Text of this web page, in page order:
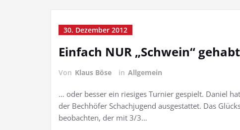
30. Dezember 2012
Einfach NUR „Schwein“ gehabt
Von Klaus Böse in Allgemein
… oder besser ein riesiges Turnier gespielt. Daniel
der Bechhöfer Schachjugend ausgestattet. Das
beobachten, der mit 3/3…